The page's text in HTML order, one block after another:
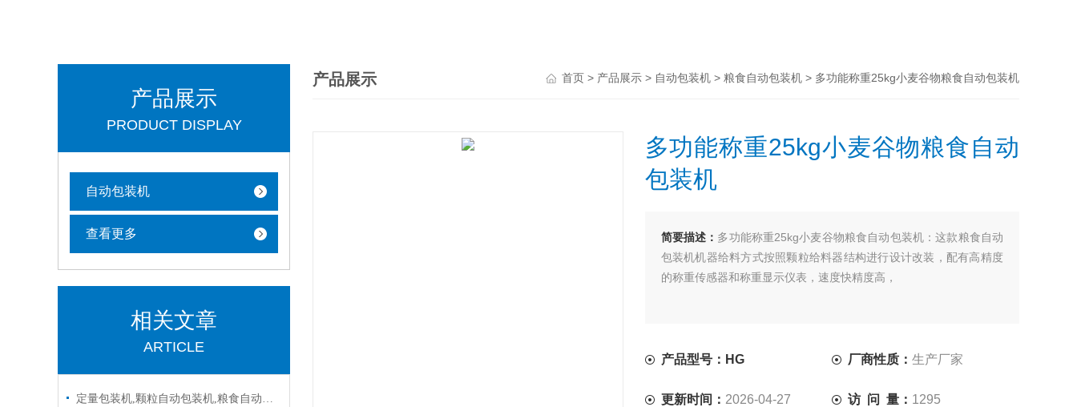
产品展示
PRODUCT DISPLAY
自动包装机
查看更多
相关文章
ARTICLE
定量包装机,颗粒自动包装机,粮食自动包装机批发|设备
产品展示 首页 > 产品展示 > 自动包装机 > 粮食自动包装机 > 多功能称重25kg小麦谷物粮食自动包装机
多功能称重25kg小麦谷物粮食自动
包装机
简要描述： 多功能称重25kg小麦谷物粮食自动包装机：这款粮食自动
包装机机器给料方式按照颗粒给料器结构进行设计改装，配有高精度
的称重传感器和称重显示仪表，速度快精度高，
产品型号：HG 厂商性质：生产厂家
更新时间： 2026-04-27 访 问 量： 1295